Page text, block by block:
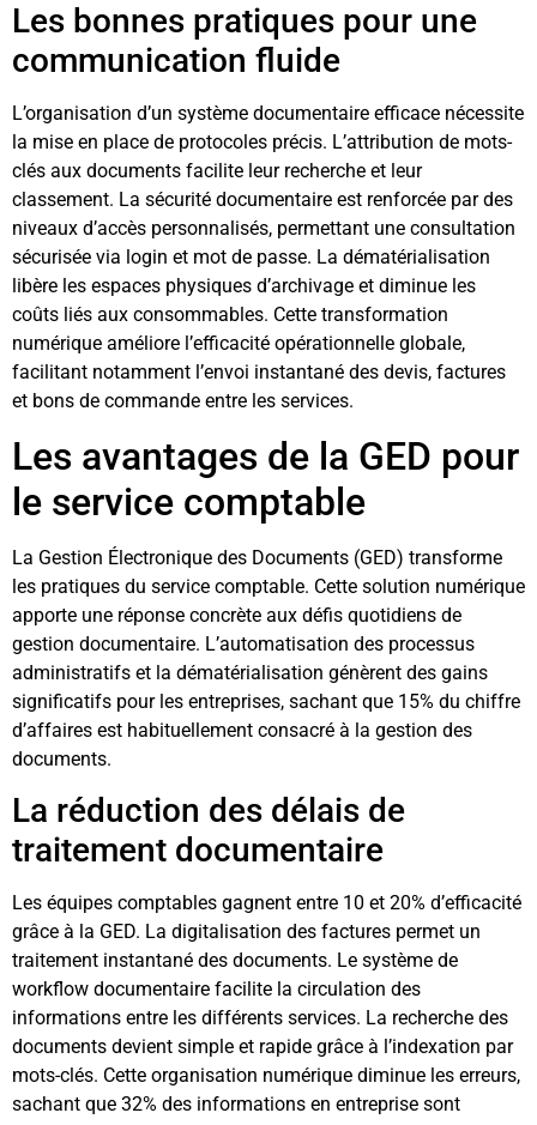
Les bonnes pratiques pour une
communication fluide
L’organisation d’un système documentaire efficace nécessite
la mise en place de protocoles précis. L’attribution de mots-
clés aux documents facilite leur recherche et leur
classement. La sécurité documentaire est renforcée par des
niveaux d’accès personnalisés, permettant une consultation
sécurisée via login et mot de passe. La dématérialisation
libère les espaces physiques d’archivage et diminue les
coûts liés aux consommables. Cette transformation
numérique améliore l’efficacité opérationnelle globale,
facilitant notamment l’envoi instantané des devis, factures
et bons de commande entre les services.
Les avantages de la GED pour
le service comptable
La Gestion Électronique des Documents (GED) transforme
les pratiques du service comptable. Cette solution numérique
apporte une réponse concrète aux défis quotidiens de
gestion documentaire. L’automatisation des processus
administratifs et la dématérialisation génèrent des gains
significatifs pour les entreprises, sachant que 15% du chiffre
d’affaires est habituellement consacré à la gestion des
documents.
La réduction des délais de
traitement documentaire
Les équipes comptables gagnent entre 10 et 20% d’efficacité
grâce à la GED. La digitalisation des factures permet un
traitement instantané des documents. Le système de
workflow documentaire facilite la circulation des
informations entre les différents services. La recherche des
documents devient simple et rapide grâce à l’indexation par
mots-clés. Cette organisation numérique diminue les erreurs,
sachant que 32% des informations en entreprise sont